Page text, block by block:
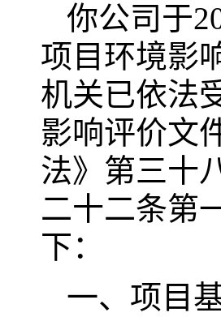
你公司于
项目环境影
机关已依法
影响评价文
法》第三十
二十二条第
下：
一、项目